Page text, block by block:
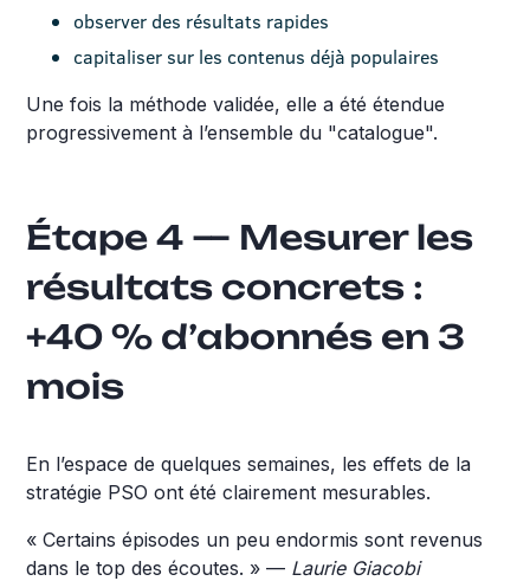
observer des résultats rapides
capitaliser sur les contenus déjà populaires
Une fois la méthode validée, elle a été étendue
progressivement à l’ensemble du "catalogue".
Étape 4 — Mesurer les
résultats concrets :
+40 % d’abonnés en 3
mois
En l’espace de quelques semaines, les effets de la
stratégie PSO ont été clairement mesurables.
« Certains épisodes un peu endormis sont revenus
dans le top des écoutes. » — Laurie Giacobi